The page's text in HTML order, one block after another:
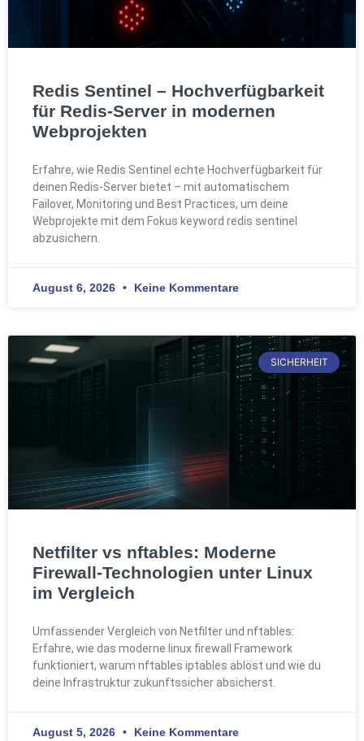
Redis Sentinel – Hochverfügbarkeit
für Redis-Server in modernen
Webprojekten
Erfahre, wie Redis Sentinel echte Hochverfügbarkeit für
deinen Redis-Server bietet – mit automatischem
Failover, Monitoring und Best Practices, um deine
Webprojekte mit dem Fokus keyword redis sentinel
abzusichern.
August 6, 2026 Keine Kommentare
SICHERHEIT
Netfilter vs nftables: Moderne
Firewall-Technologien unter Linux
im Vergleich
Umfassender Vergleich von Netfilter und nftables:
Erfahre, wie das moderne linux firewall Framework
funktioniert, warum nftables iptables ablöst und wie du
deine Infrastruktur zukunftssicher absicherst.
August 5, 2026 Keine Kommentare